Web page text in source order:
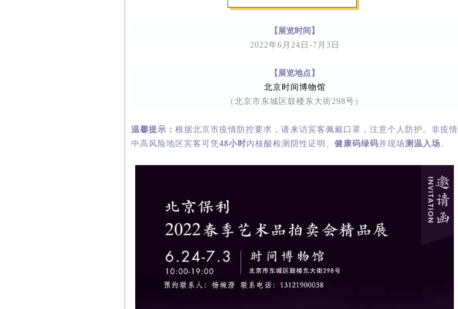
【展览时间】
2022年6月24日-7月3日
【展览地点】
北京时间博物馆
（北京市东城区鼓楼东大街298号）
温馨提示：根据北京市疫情防控要求，请来访宾客佩戴口罩，注意个人防护。非疫情
中高风险地区宾客可凭48小时内核酸检测阴性证明、 健康码绿码并现场测温入场 。